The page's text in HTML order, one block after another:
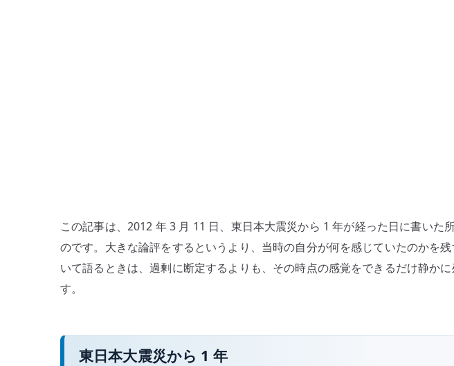
憶
を
記
この記事は、2012 年 3 月 11 日、東日本大震災から 1 年が経った日に書いた
のです。大きな論評をするというより、当時の自分が何を感じていたのかを
いて語るときは、過剰に断定するよりも、その時点の感覚をできるだけ静か
す。
東日本大震災から 1 年